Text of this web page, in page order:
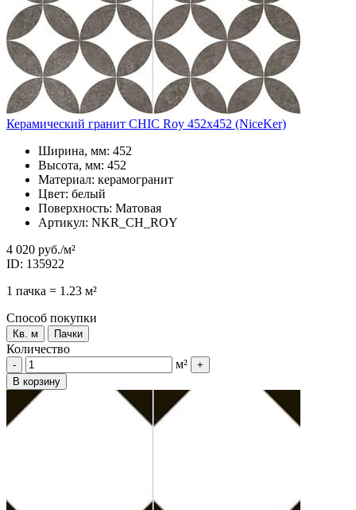
Керамический гранит CHIC Roy 452x452 (NiceKer)
Ширина, мм: 452
Высота, мм: 452
Материал: керамогранит
Цвет: белый
Поверхность: Матовая
Артикул: NKR_CH_ROY
4 020 руб./м²
ID: 135922
1 пачка = 1.23 м²
Способ покупки
Кв. м Пачки
Количество
- м²
+
В корзину